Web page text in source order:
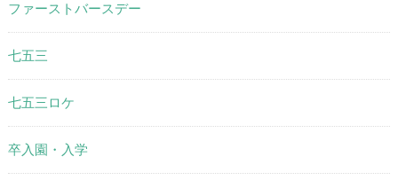
ファーストバースデー
七五三
七五三ロケ
卒入園・入学